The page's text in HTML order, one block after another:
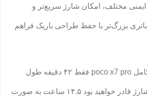
از ۵۸ اقدام ایمنی مختلف، امکان شارژ سریع‌تر و
بزرگ‌تر با حفظ طراحی باریک فراهم
به طوری که شارژ کامل poco x7 pro فقط ۴۲ دقیقه طول
می‌کشد و با هر بار شارژ قادر خواهید بود ۱۴.۵ ساعت به صورت